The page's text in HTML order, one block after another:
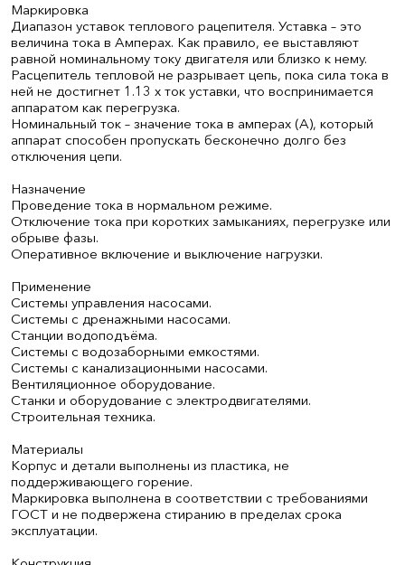
Маркировка
Диапазон уставок теплового рацепителя. Уставка – это
величина тока в Амперах. Как правило, ее выставляют
равной номинальному току двигателя или близко к нему.
Расцепитель тепловой не разрывает цепь, пока сила тока в
ней не достигнет 1.13 х ток уставки, что воспринимается
аппаратом как перегрузка.
Номинальный ток – значение тока в амперах (А), который
аппарат способен пропускать бесконечно долго без
отключения цепи.
Назначение
Проведение тока в нормальном режиме.
Отключение тока при коротких замыканиях, перегрузке или
обрыве фазы.
Оперативное включение и выключение нагрузки.
Применение
Системы управления насосами.
Системы с дренажными насосами.
Станции водоподъёма.
Системы с водозаборными емкостями.
Системы с канализационными насосами.
Вентиляционное оборудование.
Станки и оборудование с электродвигателями.
Строительная техника.
Материалы
Корпус и детали выполнены из пластика, не
поддерживающего горение.
Маркировка выполнена в соответствии с требованиями
ГОСТ и не подвержена стиранию в пределах срока
эксплуатации.